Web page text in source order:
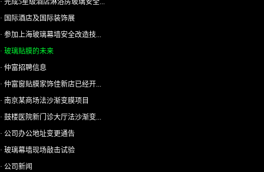
· 完成5星级酒店淋浴房玻璃安全...
· 国际酒店及国际装饰展
· 参加上海玻璃幕墙安全改造技...
· 玻璃贴膜的未来
· 仲富招聘信息
· 仲富窗贴膜家饰佳新店已经开...
· 南京某商场法沙渐变膜项目
· 鼓楼医院新门诊大厅法沙渐变...
· 公司办公地址变更通告
· 玻璃幕墙现场敲击试验
· 公司新闻